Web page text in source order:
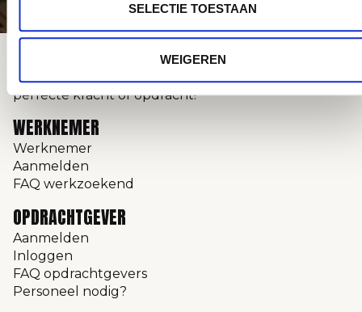
SELECTIE TOESTAAN
WEIGEREN
Easzy maakt werk écht eenvoudig: vind snel de
perfecte kracht of opdracht!
WERKNEMER
Werknemer
Aanmelden
FAQ werkzoekend
OPDRACHTGEVER
Aanmelden
Inloggen
FAQ opdrachtgevers
Personeel nodig?